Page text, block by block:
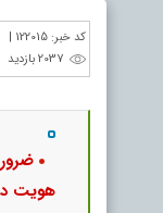
کد خبر: 122015 |
2037 بازدید
هویت